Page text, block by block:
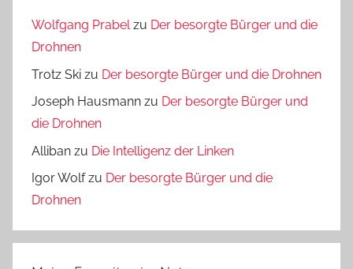
Wolfgang Prabelzu Der besorgte Bürger und die
Drohnen
Trotz Ski zu Der besorgte Bürger und die Drohnen
Joseph Hausmann zu Der besorgte Bürger und
die Drohnen
Alliban zu Die Intelligenz der Linken
Igor Wolfzu Der besorgte Bürger und die
Drohnen